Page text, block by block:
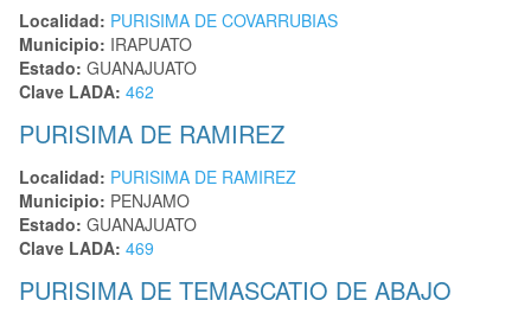
Localidad: PURISIMA DE COVARRUBIAS
Municipio: IRAPUATO
Estado: GUANAJUATO
Clave LADA: 462
PURISIMA DE RAMIREZ
Localidad: PURISIMA DE RAMIREZ
Municipio: PENJAMO
Estado: GUANAJUATO
Clave LADA: 469
PURISIMA DE TEMASCATIO DE ABAJO